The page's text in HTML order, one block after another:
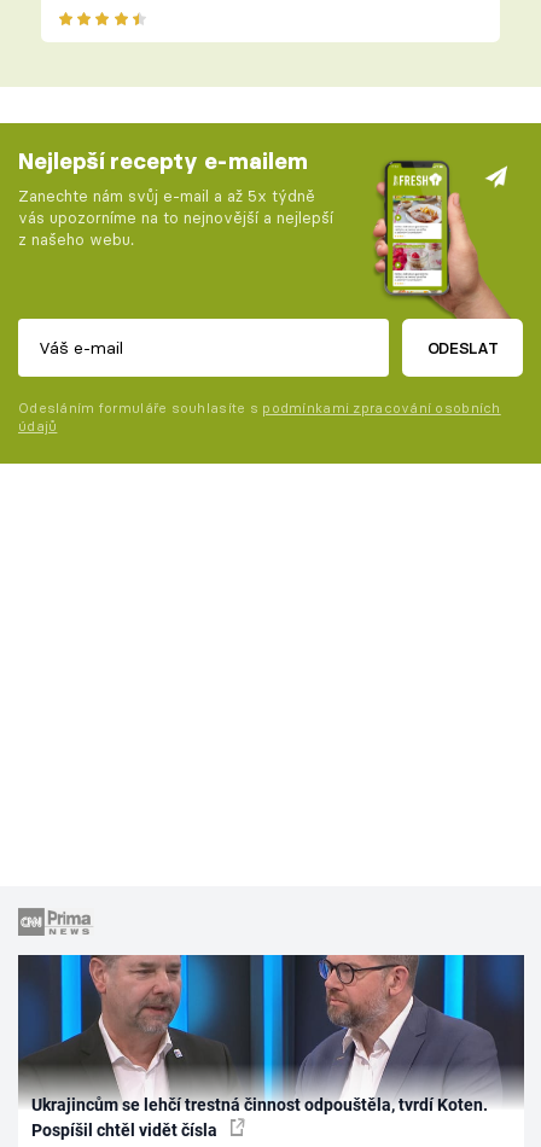
Nejlepší recepty e-mailem
Zanechte nám svůj e-mail a až 5x týdně
vás upozorníme na to nejnovější a nejlepší
z našeho webu.
ODESLAT
Odesláním formuláře souhlasíte s podmínkami zpracování osobních
údajů
Ukrajincům se lehčí trestná činnost odpouštěla, tvrdí Koten.
Pospíšil chtěl vidět čísla